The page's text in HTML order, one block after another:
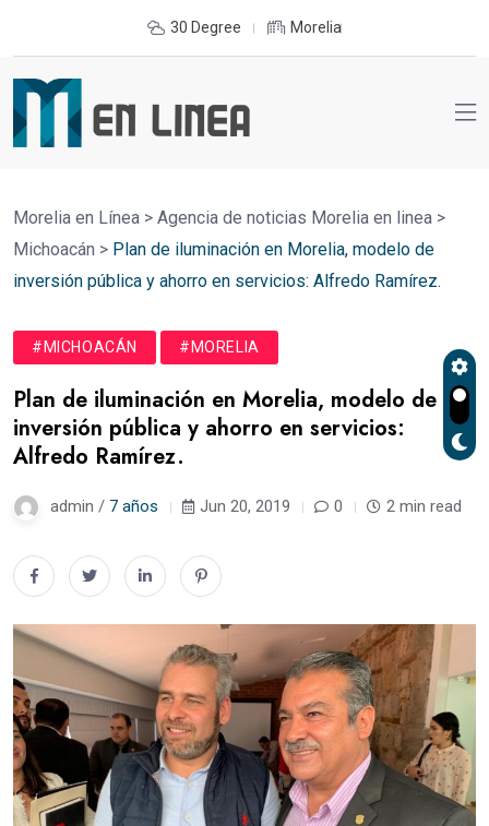
30 Degree Morelia
Morelia en Línea > Agencia de noticias Morelia en linea >
Michoacán > Plan de iluminación en Morelia, modelo de
inversión pública y ahorro en servicios: Alfredo Ramírez.
#MICHOACÁN #MORELIA
Plan de iluminación en Morelia, modelo de
inversión pública y ahorro en servicios:
Alfredo Ramírez.
admin / 7 años Jun 20, 2019 0 2 min read